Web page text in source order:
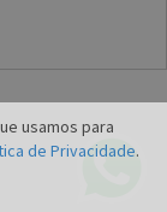
usamos para
de Privacidade.